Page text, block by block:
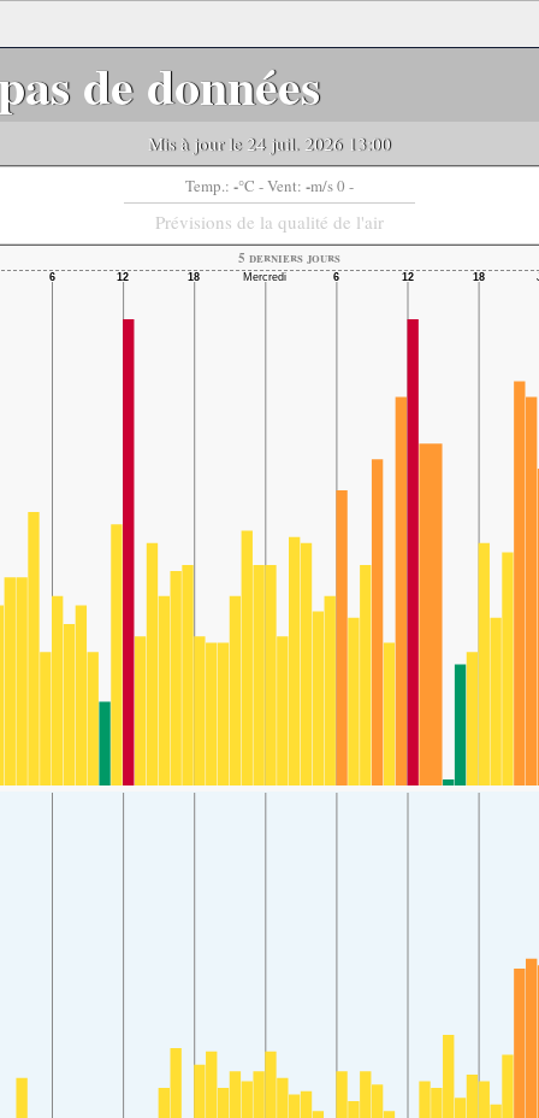
de données
Mis à jour le 24 juil. 2026 13:00
Temp.: -°C - Vent: -m/s 0 -
Prévisions de la qualité de l'air
5 derniers jours